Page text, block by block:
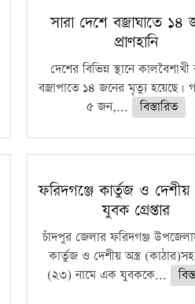
সারা দেশে বজ্রাঘাতে ১৪
প্রাণহানি
দেশের বিভিন্ন স্থানে
বজ্রাপাতে ১৪ জনের মৃত্যু হয়েছে।
৫ জন,...
বিস্তারিত
ফরিদগঞ্জে কার্তুজ ও দেশীয়
যুবক গ্রেপ্তার
চাঁদপুর জেলার ফরিদগঞ্জ
কার্তুজ ও দেশীয় অস্ত্র
(২৩) নামে এক যুবককে...